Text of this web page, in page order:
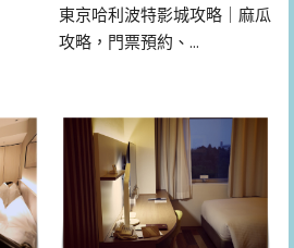
東京哈利波特影城攻略｜麻瓜
攻略，門票預約、...